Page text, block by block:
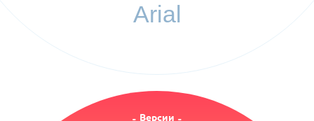
Arial
Версии